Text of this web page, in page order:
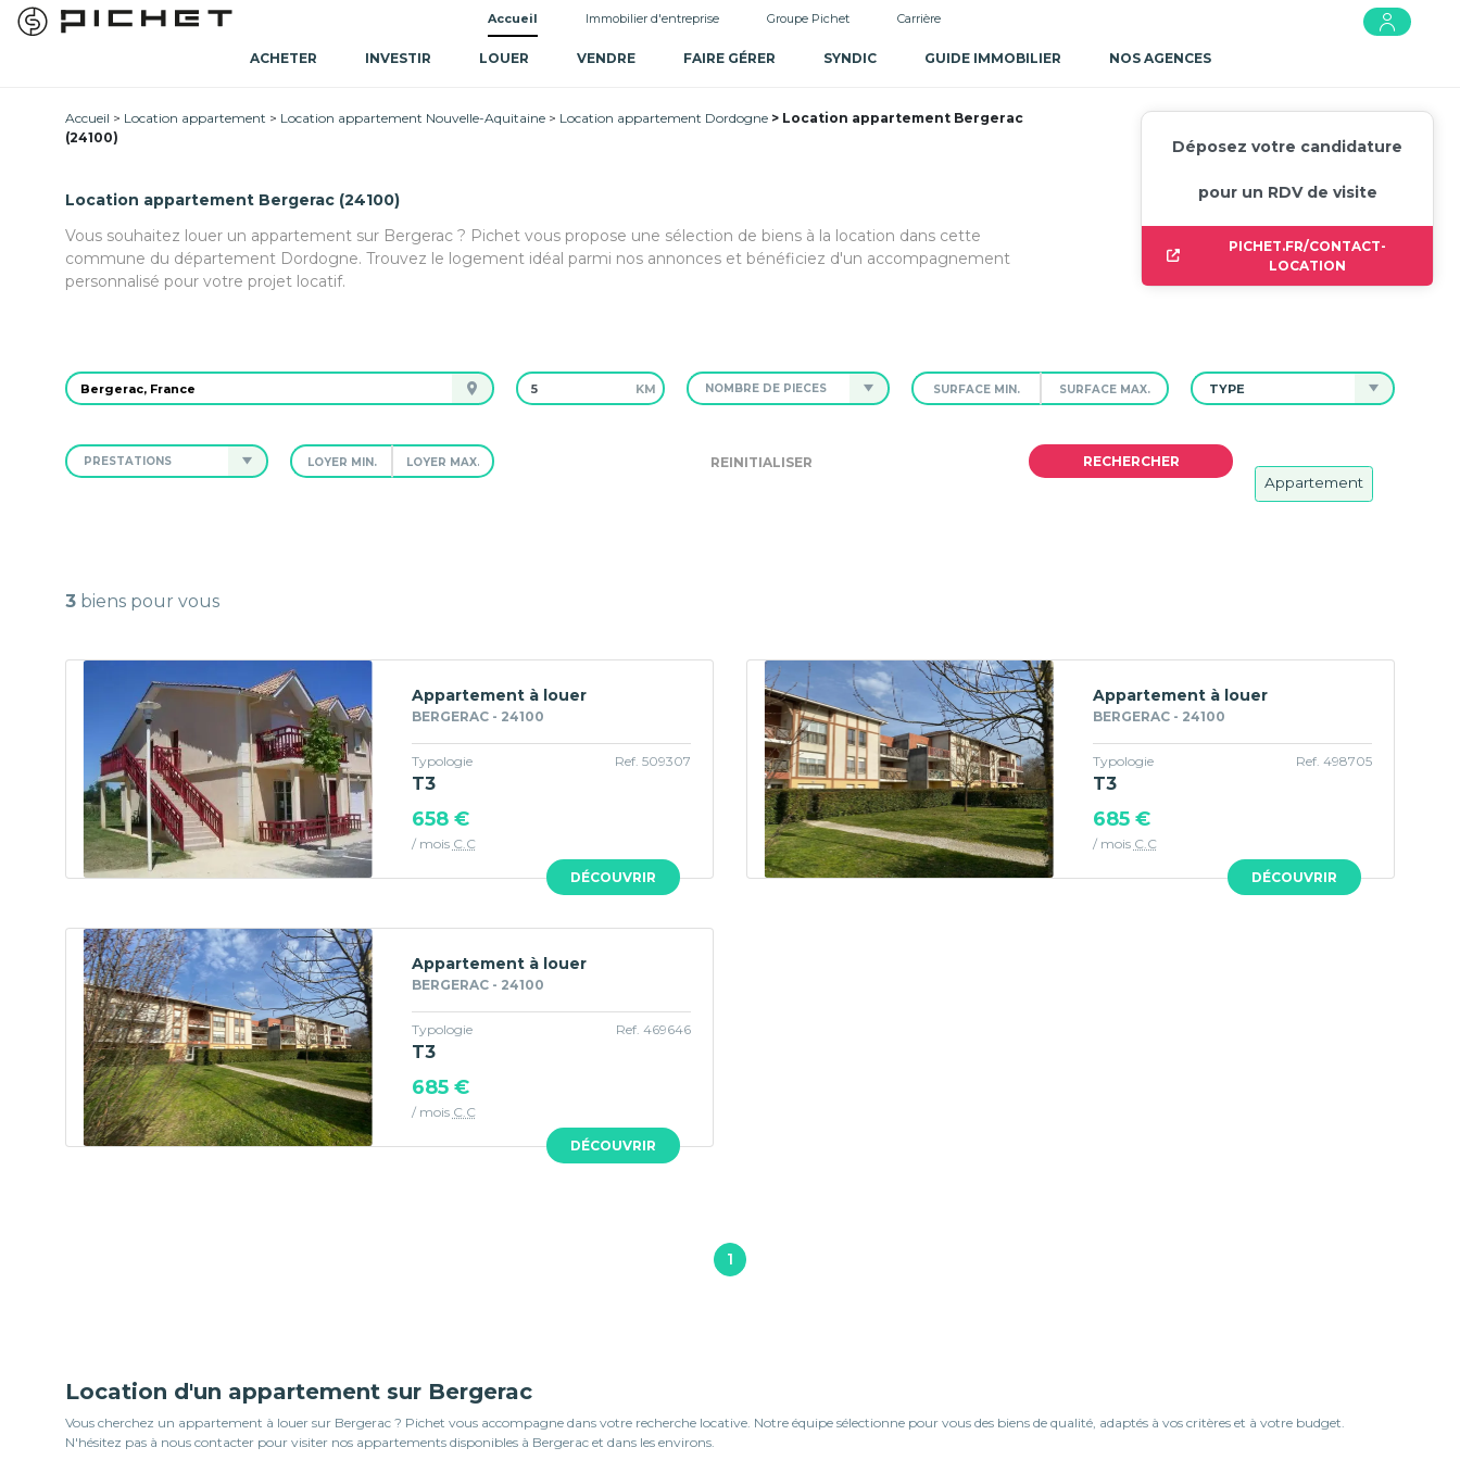
Accueil Immobilier d'entreprise Groupe Pichet Carrière
ACHETER INVESTIR LOUER VENDRE FAIRE GÉRER SYNDIC GUIDE IMMOBILIER NOS AGENCES
Accueil Location appartement Location appartement Nouvelle-Aquitaine Location appartement Dordogne
Location appartement Bergerac
(24100)
Location appartement Bergerac (24100)
Vous souhaitez louer un appartement sur Bergerac ? Pichet vous propose une sélection de biens à la location dans cette
commune du département Dordogne. Trouvez le logement idéal parmi nos annonces et bénéficiez d'un accompagnement
personnalisé pour votre projet locatif.
Déposez votre candidature
pour un RDV de visite
PICHET.FR/CONTACT-
LOCATION
KM NOMBRE DE PIÈCES TYPE
PRESTATIONS
Appartement
3 biens pour vous
DÉCOUVRIR
Appartement à louer
BERGERAC - 24100
Typologie
T3
Ref. 509307
658 €
/ mois C.C
DÉCOUVRIR
Appartement à louer
BERGERAC - 24100
Typologie
T3
Ref. 498705
685 €
/ mois C.C
DÉCOUVRIR
Appartement à louer
BERGERAC - 24100
Typologie
T3
Ref. 469646
685 €
/ mois C.C
1
Location d'un appartement sur Bergerac
Vous cherchez un appartement à louer sur Bergerac ? Pichet vous accompagne dans votre recherche locative. Notre équipe sélectionne pour vous des biens de qualité, adaptés à vos critères et à votre budget.
N'hésitez pas à nous contacter pour visiter nos appartements disponibles à Bergerac et dans les environs.